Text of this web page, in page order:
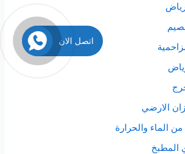
الارضي
الماء والحرارة
المطبخ
اتصل الان